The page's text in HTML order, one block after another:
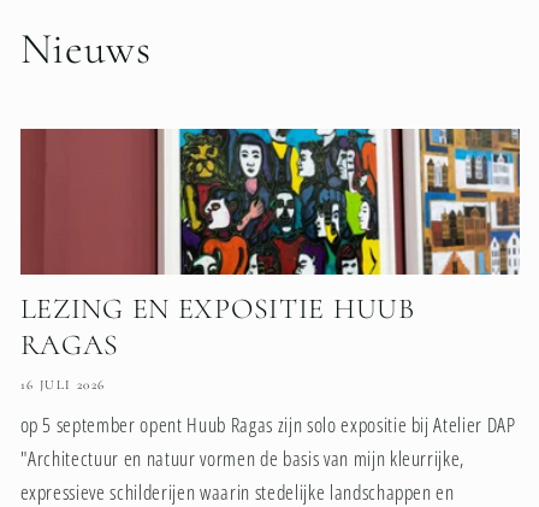
Nieuws
LEZING EN EXPOSITIE HUUB
RAGAS
16 JULI 2026
op 5 september opent Huub Ragas zijn solo expositie bij Atelier DAP
"Architectuur en natuur vormen de basis van mijn kleurrijke,
expressieve schilderijen waarin stedelijke landschappen en